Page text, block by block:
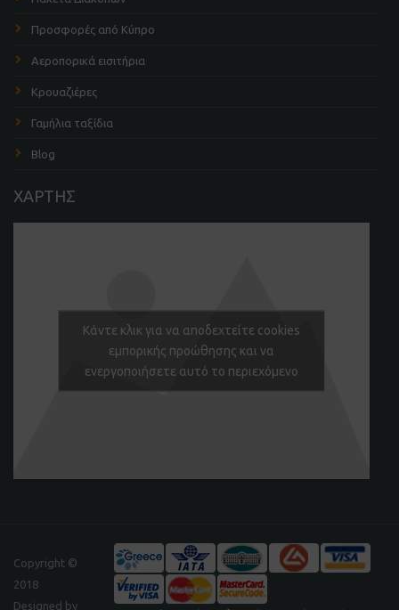
Προσφορές από Κύπρο
Αεροπορικά εισιτήρια
Κρουαζιέρες
Γαμήλια ταξίδια
Blog
ΧΑΡΤΗΣ
Κάντε κλικ για να αποδεχτείτε cookies
εμπορικής προώθησης και να
ενεργοποιήσετε αυτό το περιεχόμενο
Copyright ©
2018
Designed by